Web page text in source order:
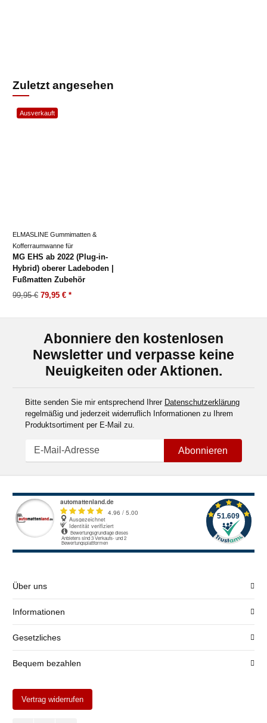
Zuletzt angesehen
Ausverkauft
ELMASLINE Gummimatten &
Kofferraumwanne für
MG EHS ab 2022 (Plug-in-
Hybrid) oberer Ladeboden |
Fußmatten Zubehör
99,95 € 79,95 € *
Abonniere den kostenlosen
Newsletter und verpasse keine
Neuigkeiten oder Aktionen.
Bitte senden Sie mir entsprechend Ihrer Datenschutzerklärung
regelmäßig und jederzeit widerruflich Informationen zu Ihrem
Produktsortiment per E-Mail zu.
Abonnieren
Über uns
Informationen
Gesetzliches
Bequem bezahlen
Vertrag widerrufen